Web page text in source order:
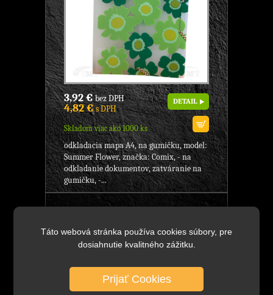
Táto webová stránka používa cookies súbory, pre
dosiahnutie kvalitného zážitku.
Prijať Cookies
3,92 €bez DPH
4,82 €s DPH
Skladom viac ako 1000 ks
DETAIL
odkladacia mapa A4, na gumičku, model:
Summer Flower, značka: Comix, - na
odkladanie dokumentov, zatváranie na
gumičku, -...
modrá, Značka: Comix, model:
Summer Flower, formát A4,